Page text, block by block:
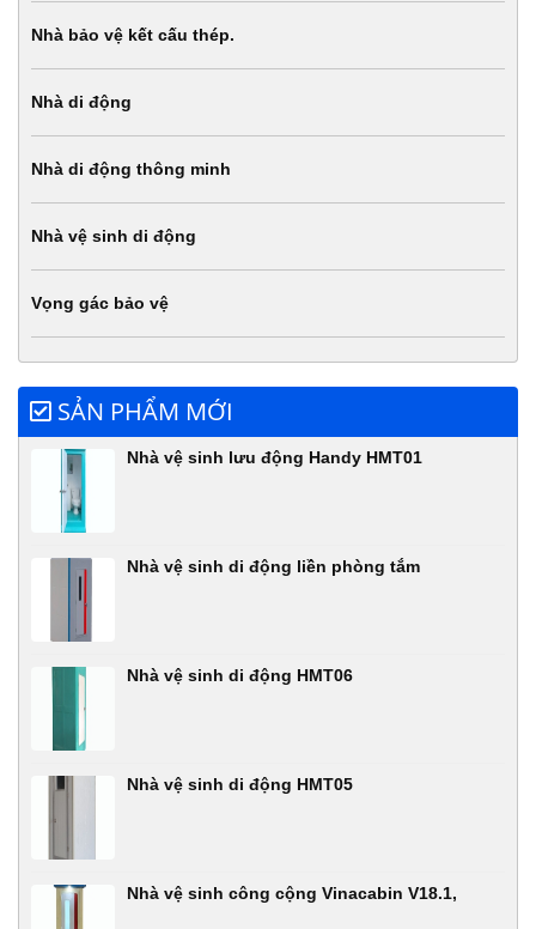
Nhà bảo vệ kết cấu thép.
Nhà di động
Nhà di động thông minh
Nhà vệ sinh di động
Vọng gác bảo vệ
SẢN PHẨM MỚI
Nhà vệ sinh lưu động Handy HMT01
Nhà vệ sinh di động liền phòng tắm
Nhà vệ sinh di động HMT06
Nhà vệ sinh di động HMT05
Nhà vệ sinh công cộng Vinacabin V18.1,